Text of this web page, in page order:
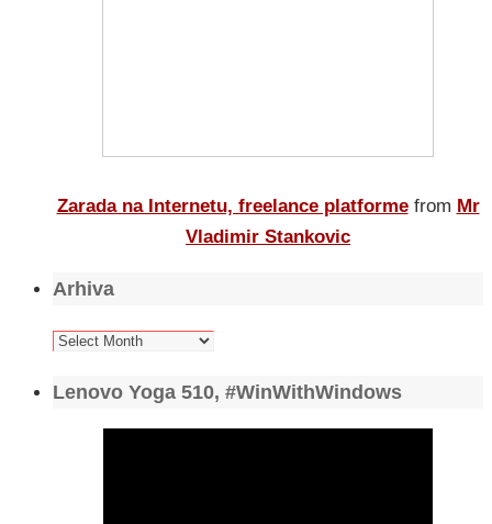
Zarada na Internetu, freelance platforme from Mr
Vladimir Stankovic
Arhiva
Arhiva
Lenovo Yoga 510, #WinWithWindows